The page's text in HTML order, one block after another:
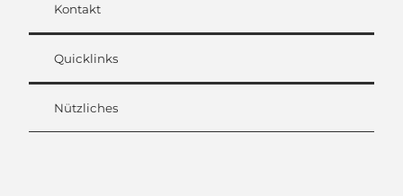
Kontakt
Quicklinks
Nützliches